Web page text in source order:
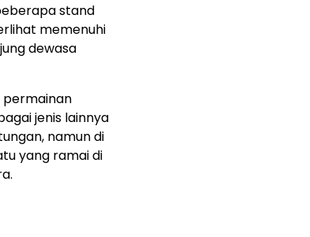
stand
memenuhi
dewasa
permainan
jenis lainnya
namun di
yang ramai di